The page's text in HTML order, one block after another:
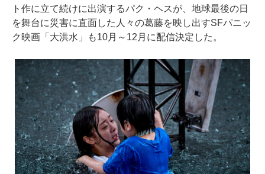
ト作に立て続けに出演するパク・ヘスが、地球最後の日
を舞台に災害に直面した人々の葛藤を映し出すSFパニッ
ク映画「大洪水」も10月～12月に配信決定した。